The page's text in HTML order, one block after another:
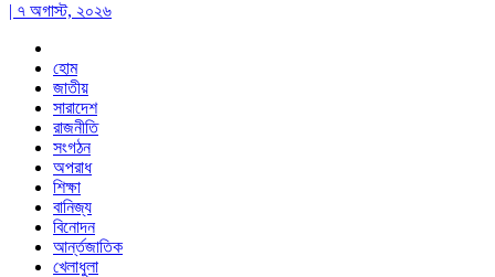
| ৭ অগাস্ট, ২০২৬
হোম
জাতীয়
সারাদেশ
রাজনীতি
সংগঠন
অপরাধ
শিক্ষা
বানিজ্য
বিনোদন
আর্ন্তজাতিক
খেলাধুলা